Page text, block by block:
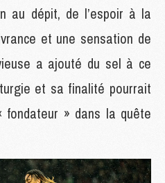
au dépit, de l’espoir à la
et une sensation de
a ajouté du sel à ce
et sa finalité pourrait
» dans la quête